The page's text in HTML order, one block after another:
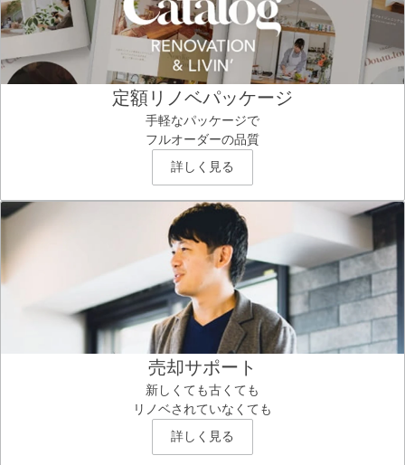
定額リノベパッケージ
手軽なパッケージで
フルオーダーの品質
詳しく見る
売却サポート
新しくても古くても
リノベされていなくても
詳しく見る